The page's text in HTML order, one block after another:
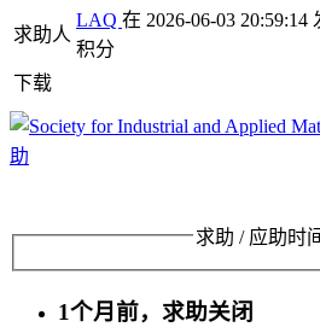
求助人
LAQ 在 2026-06-03 20:59:14
积分
下载
助
求助 / 应助时
1个月前，求助关闭